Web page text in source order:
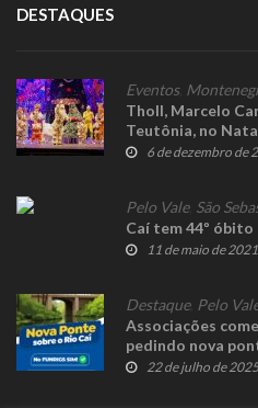
DESTAQUES
Eventos,
Tholl, Marcelo
Teutônia, no
6 de dezembro de
Pelo Vale, São
Caí tem 44º
11 de maio de 2021
Destaque, Pelo
Associações
pedindo nova
22 de julho de 2025